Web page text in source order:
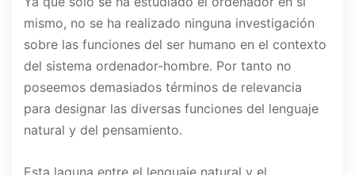
mismo, no se ha realizado ninguna investigación
sobre las funciones del ser humano en el contexto
del sistema ordenador-hombre. Por tanto no
poseemos demasiados términos de relevancia
para designar las diversas funciones del lenguaje
natural y del pensamiento.